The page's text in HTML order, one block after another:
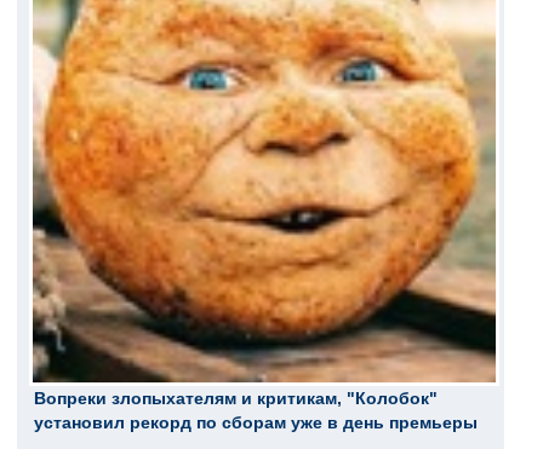
Вопреки злопыхателям и критикам, "Колобок"
установил рекорд по сборам уже в день премьеры